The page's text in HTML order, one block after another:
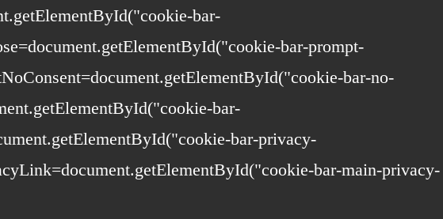
bar-
bar-prompt-
bar-no-
bar-
bar-privacy-
bar-main-privacy-